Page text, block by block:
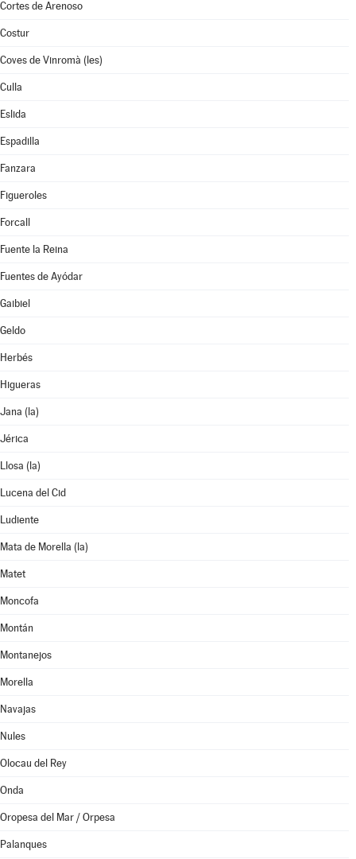
Cortes de Arenoso
Costur
Coves de Vinromà (les)
Culla
Eslida
Espadilla
Fanzara
Figueroles
Forcall
Fuente la Reina
Fuentes de Ayódar
Gaibiel
Geldo
Herbés
Higueras
Jana (la)
Jérica
Llosa (la)
Lucena del Cid
Ludiente
Mata de Morella (la)
Matet
Moncofa
Montán
Montanejos
Morella
Navajas
Nules
Olocau del Rey
Onda
Oropesa del Mar / Orpesa
Palanques